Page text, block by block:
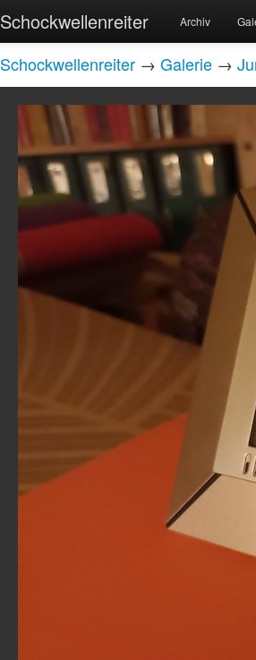
Schockwellenreiter Archiv
Schockwellenreiter → Galerie →